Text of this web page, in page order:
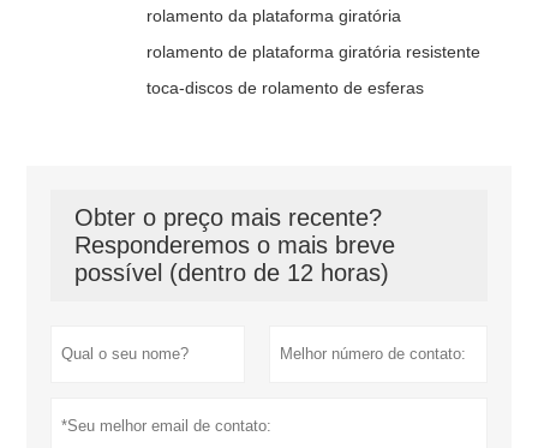
rolamento da plataforma giratória
rolamento de plataforma giratória resistente
toca-discos de rolamento de esferas
Obter o preço mais recente?
Responderemos o mais breve
possível (dentro de 12 horas)